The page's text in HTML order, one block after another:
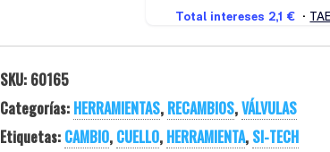
SKU: 60165
Categorías: HERRAMIENTAS, RECAMBIOS,VÁLVULAS
Etiquetas: CAMBIO, CUELLO, HERRAMIENTA, SI-TECH